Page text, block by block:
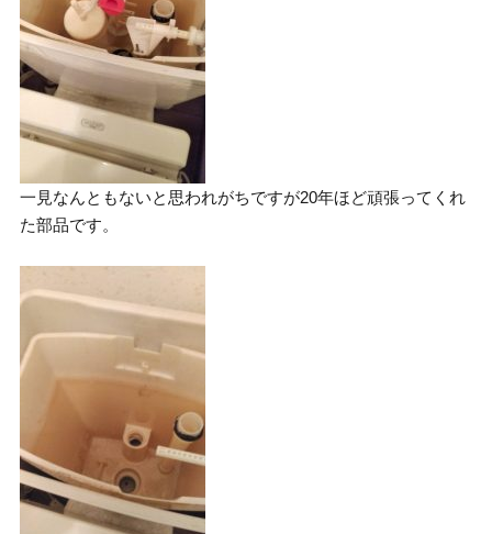
一見なんともないと思われがちですが20年ほど頑張ってくれ
た部品です。